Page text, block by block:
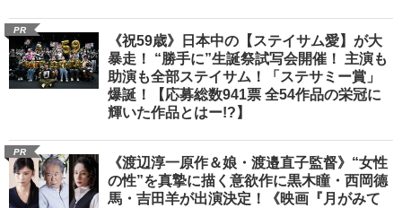
PR
《祝59歳》日本中の【ステイサム愛】が大
暴走！ “勝手に”生誕祭試写会開催！ 主演も
助演も全部ステイサム！「ステサミー賞」
爆誕！【応募総数941票 全54作品の栄冠に
輝いた作品とはー!?】
PR
《渡辺淳一原作＆娘・渡邉直子監督》“女性
の性”を真摯に描く意欲作に黒木瞳・西岡德
馬・吉田羊が出演決定！《映画『月がみて